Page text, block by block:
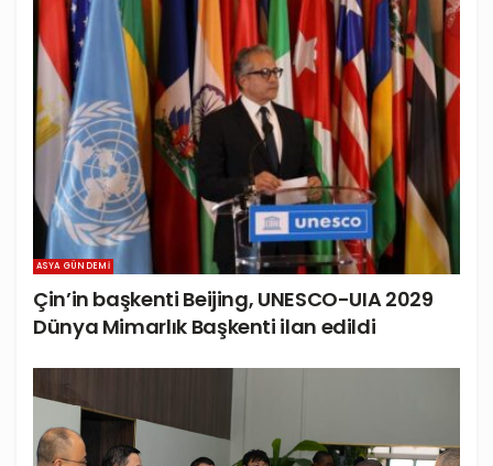
ASYA GÜNDEMI
Çin’in başkenti Beijing, UNESCO-UIA 2029
Dünya Mimarlık Başkenti ilan edildi